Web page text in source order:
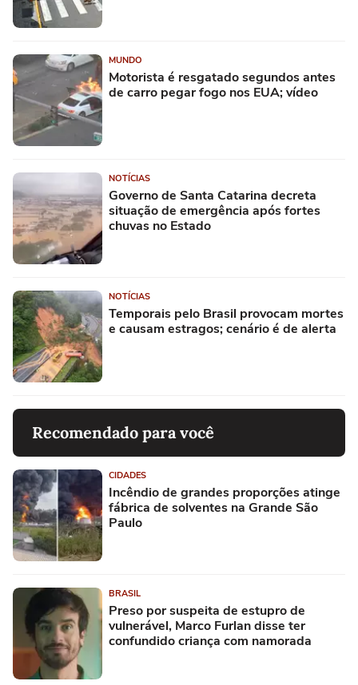
MUNDO
Motorista é resgatado segundos antes
de carro pegar fogo nos EUA; vídeo
NOTÍCIAS
Governo de Santa Catarina decreta
situação de emergência após fortes
chuvas no Estado
NOTÍCIAS
Temporais pelo Brasil provocam mortes
e causam estragos; cenário é de alerta
Recomendado para você
CIDADES
Incêndio de grandes proporções atinge
fábrica de solventes na Grande São
Paulo
BRASIL
Preso por suspeita de estupro de
vulnerável, Marco Furlan disse ter
confundido criança com namorada